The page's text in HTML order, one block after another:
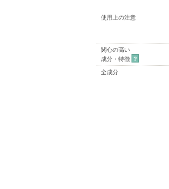
使用上の注意
関心の高い
成分・特徴 ?
全成分